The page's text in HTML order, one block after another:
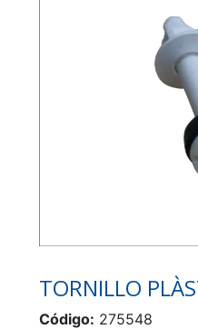
TORNILLO
Código: 275548